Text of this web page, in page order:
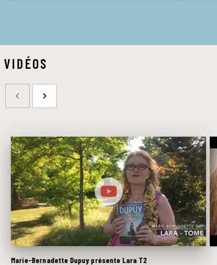
VIDÉOS
navigate_before navigate_next
Marie-Bernadette Dupuy présente Lara T2